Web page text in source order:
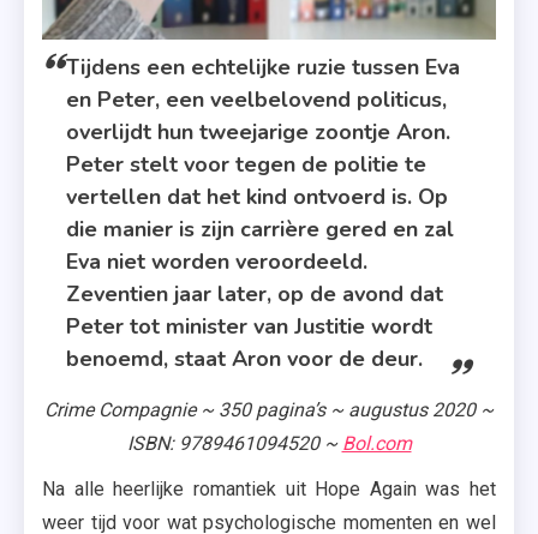
Tijdens een echtelijke ruzie tussen Eva
en Peter, een veelbelovend politicus,
overlijdt hun tweejarige zoontje Aron.
Peter stelt voor tegen de politie te
vertellen dat het kind ontvoerd is. Op
die manier is zijn carrière gered en zal
Eva niet worden veroordeeld.
Zeventien jaar later, op de avond dat
Peter tot minister van Justitie wordt
benoemd, staat Aron voor de deur.
Crime Compagnie ~ 350 pagina’s ~ augustus 2020 ~
ISBN: 9789461094520 ~ Bol.com
Na alle heerlijke romantiek uit Hope Again was het
weer tijd voor wat psychologische momenten en wel